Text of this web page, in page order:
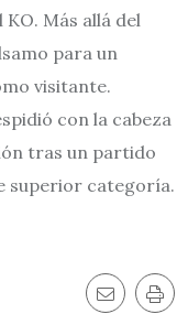
Más allá del
para un
visitante.
con la cabeza
tras un partido
superior categoría.